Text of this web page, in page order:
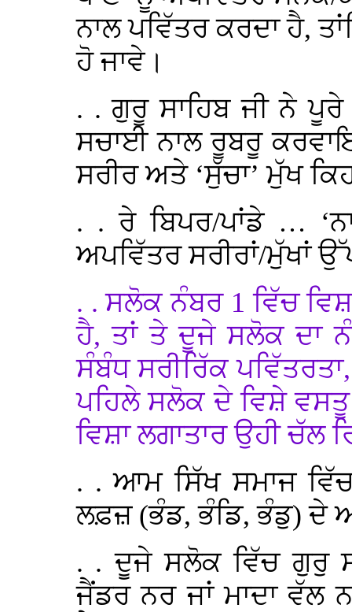
ਨਾਲ ਪਵਿੱਤਰ ਕਰਦਾ ਹੈ,
ਹੋ ਜਾਵੇ।
. . ਗੁਰੂ ਸਾਹਿਬ ਜੀ ਨੇ
ਸਚਾਈ ਨਾਲ ਰੂਬਰੂ
ਸਰੀਰ ਅਤੇ ‘ਸੁੱਚਾ’ ਮੁੱਖ
. . ਰੇ ਬਿਪਰ/ਪਾਂਡੇ …
ਅਪਵਿੱਤਰ ਸਰੀਰਾਂ/ਮੁੱਖਾਂ
. . ਸਲੋਕ ਨੰਬਰ 1 ਵਿੱਚ
ਹੈ, ਤਾਂ ਤੇ ਦੂਜੇ ਸਲੋਕ ਦਾ
ਸੰਬੰਧ ਸਰੀਰਿੱਕ
ਪਹਿਲੇ ਸਲੋਕ ਦੇ ਵਿਸ਼ੇ
ਵਿਸ਼ਾ ਲਗਾਤਾਰ ਉਹੀ ਚੱਲ
. . ਆਮ ਸਿੱਖ ਸਮਾਜ
ਲਫ਼ਜ਼ (ਭੰਡ, ਭੰਡਿ, ਭੰਡੁ) ਦੇ
. . ਦੂਜੇ ਸਲੋਕ ਵਿੱਚ ਗੁਰੁ
ਜੈਂਡਰ ਨਰ ਜਾਂ ਮਾਦਾ ਵੱਲ